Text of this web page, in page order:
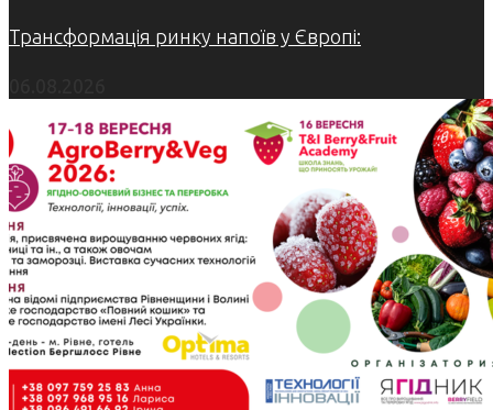
Трансформація ринку напоїв у Європі: